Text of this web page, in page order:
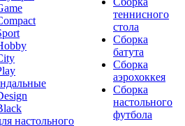
настольного
теннисного
стола
Сборка
батута
Сборка
аэрохоккея
Сборка
настольного
футбола